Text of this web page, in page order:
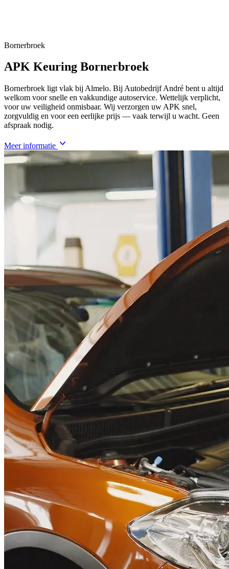
Bornerbroek
APK Keuring Bornerbroek
Bornerbroek ligt vlak bij Almelo. Bij Autobedrijf André bent u altijd
welkom voor snelle en vakkundige autoservice. Wettelijk verplicht,
voor uw veiligheid onmisbaar. Wij verzorgen uw APK snel,
zorgvuldig en voor een eerlijke prijs — vaak terwijl u wacht. Geen
afspraak nodig.
Meer informatie